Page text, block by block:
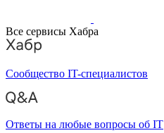
Все сервисы Хабра
Сообщество IT-специалистов
Ответы на любые вопросы об IT